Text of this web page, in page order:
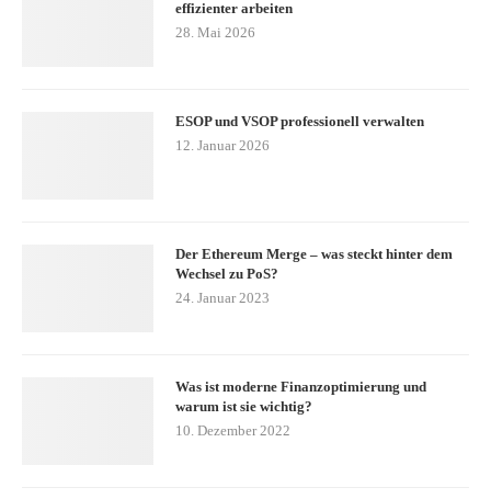
effizienter arbeiten
28. Mai 2026
ESOP und VSOP professionell verwalten
12. Januar 2026
Der Ethereum Merge – was steckt hinter dem
Wechsel zu PoS?
24. Januar 2023
Was ist moderne Finanzoptimierung und
warum ist sie wichtig?
10. Dezember 2022